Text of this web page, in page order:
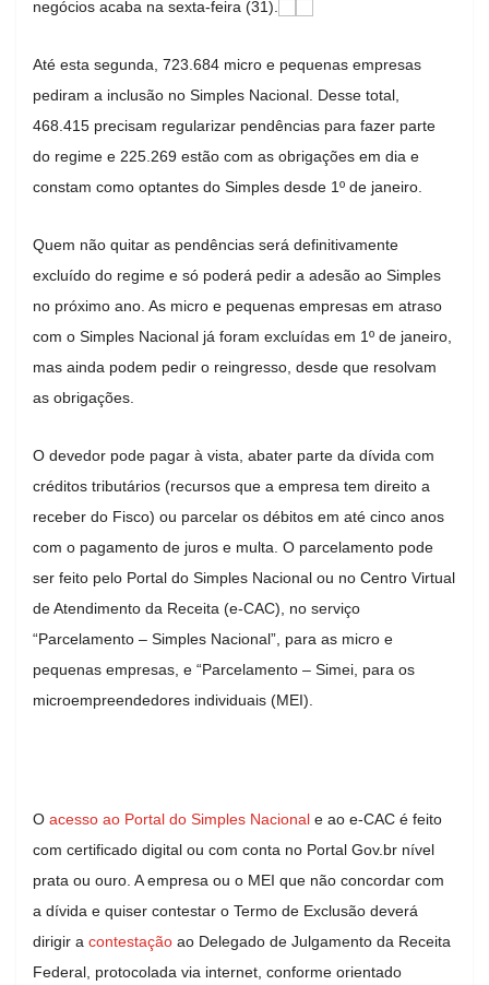
negócios acaba na sexta-feira (31).
Até esta segunda, 723.684 micro e pequenas empresas
pediram a inclusão no Simples Nacional. Desse total,
468.415 precisam regularizar pendências para fazer parte
do regime e 225.269 estão com as obrigações em dia e
constam como optantes do Simples desde 1º de janeiro.
Quem não quitar as pendências será definitivamente
excluído do regime e só poderá pedir a adesão ao Simples
no próximo ano. As micro e pequenas empresas em atraso
com o Simples Nacional já foram excluídas em 1º de janeiro,
mas ainda podem pedir o reingresso, desde que resolvam
as obrigações.
O devedor pode pagar à vista, abater parte da dívida com
créditos tributários (recursos que a empresa tem direito a
receber do Fisco) ou parcelar os débitos em até cinco anos
com o pagamento de juros e multa. O parcelamento pode
ser feito pelo Portal do Simples Nacional ou no Centro Virtual
de Atendimento da Receita (e-CAC), no serviço
“Parcelamento – Simples Nacional”, para as micro e
pequenas empresas, e “Parcelamento – Simei, para os
microempreendedores individuais (MEI).
O acesso ao Portal do Simples Nacional e ao e-CAC é feito
com certificado digital ou com conta no Portal Gov.br nível
prata ou ouro. A empresa ou o MEI que não concordar com
a dívida e quiser contestar o Termo de Exclusão deverá
dirigir a contestação ao Delegado de Julgamento da Receita
Federal, protocolada via internet, conforme orientado